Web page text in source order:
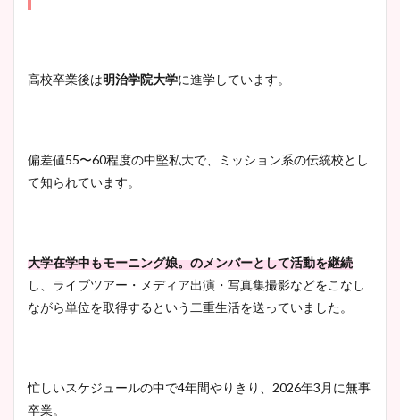
高校卒業後は明治学院大学に進学しています。
偏差値55〜60程度の中堅私大で、ミッション系の伝統校とし
て知られています。
大学在学中もモーニング娘。のメンバーとして活動を継続
し、ライブツアー・メディア出演・写真集撮影などをこなし
ながら単位を取得するという二重生活を送っていました。
忙しいスケジュールの中で4年間やりきり、2026年3月に無事
卒業。